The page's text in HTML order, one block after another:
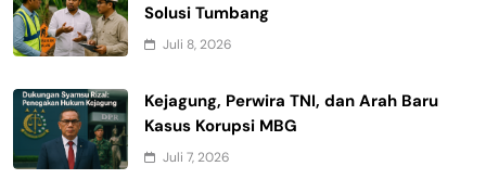
Solusi Tumbang
Juli 8, 2026
Kejagung, Perwira TNI, dan Arah Baru
Kasus Korupsi MBG
Juli 7, 2026